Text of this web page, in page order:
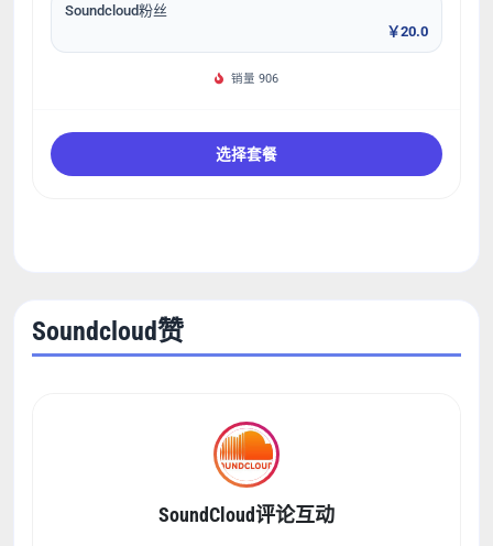
Soundcloud粉丝
￥20.0
销量 906
选择套餐
Soundcloud赞
SoundCloud评论互动